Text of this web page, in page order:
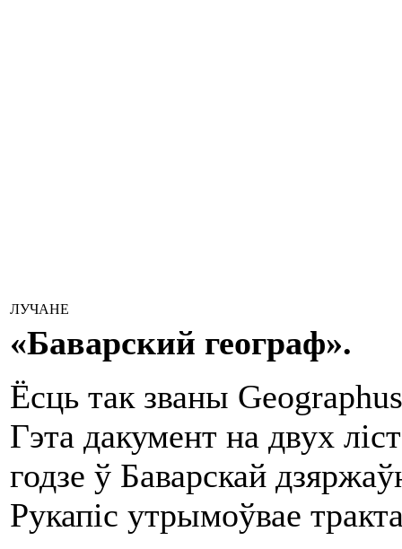
ЛУЧАНЕ
«Баварский географ».
Ёсць так званы
Гэта дакумент на двух
годзе ў Баварскай
Рукапіс утрымоўвае